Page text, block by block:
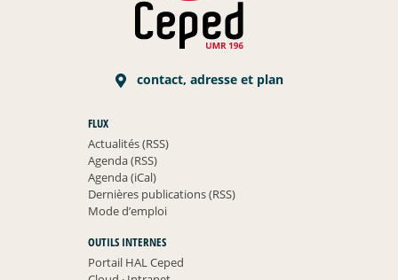
contact, adresse et plan
FLUX
Actualités (RSS)
Agenda (RSS)
Agenda (iCal)
Dernières publications (RSS)
Mode d’emploi
OUTILS INTERNES
Portail HAL Ceped